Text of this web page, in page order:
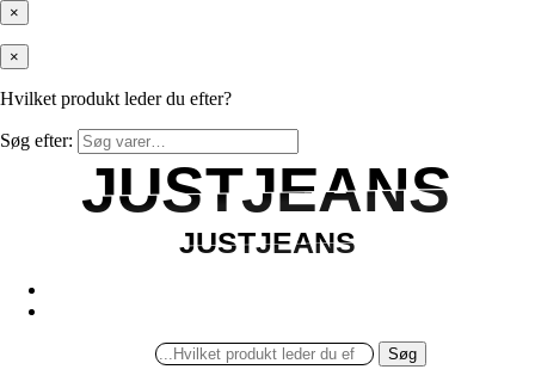
×
×
Hvilket produkt leder du efter?
Søg efter:
JUSTJEANS
JUSTJEANS
JUSTJEANS
JUSTJEANS
Søg